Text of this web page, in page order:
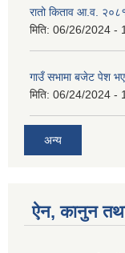
रातो किताव आ.व.
मिति: 06/26/2024 -
गाउँ सभामा बजेट पेश
मिति: 06/24/2024 -
अन्य
ऐन, कानुन तथा